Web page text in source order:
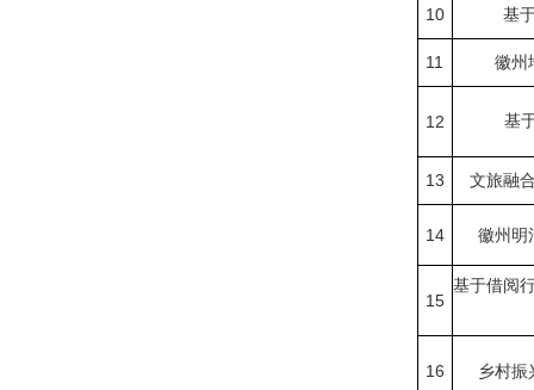
10 基
11 徽州
12 基
13 文旅融
14 徽州明
15
基于借阅
16 乡村振